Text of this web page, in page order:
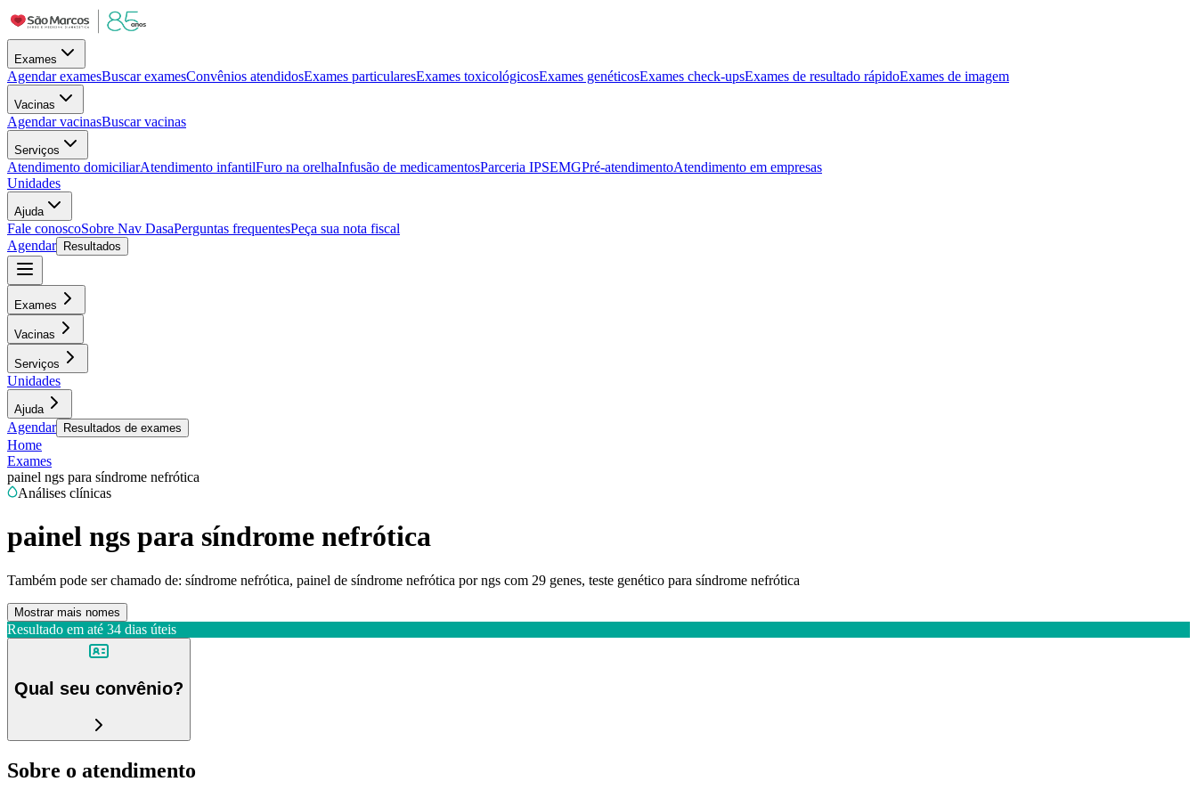
Exames
Agendar examesBuscar examesConvênios atendidosExames particularesExames toxicológicosExames genéticosExames check-upsExames de resultado rápidoExames de imagem
Vacinas
Agendar vacinasBuscar vacinas
Serviços
Atendimento domiciliarAtendimento infantilFuro na orelhaInfusão de medicamentosParceria IPSEMGPré-atendimentoAtendimento em empresas
Unidades
Ajuda
Fale conoscoSobre Nav DasaPerguntas frequentesPeça sua nota fiscal
Agendar
Resultados
Exames
Vacinas
Serviços
Unidades
Ajuda
Agendar Resultados de exames
Home
Exames
painel ngs para síndrome nefrótica
Análises clínicas
painel ngs para síndrome nefrótica
Também pode ser chamado de: síndrome nefrótica, painel de síndrome nefrótica por ngs com 29 genes, teste genético para síndrome nefrótica
Mostrar mais nomes
Resultado em até 34 dias úteis
Qual seu convênio?
Sobre o atendimento